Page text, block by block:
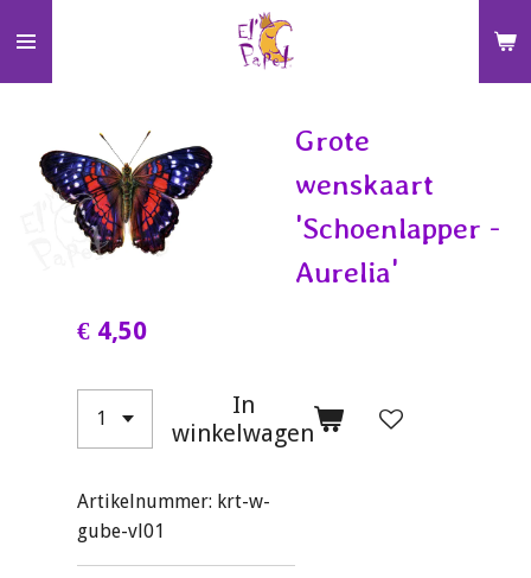
direct
naar
hoofdinhoud
Grote
wenskaart
'Schoenlapper -
Aurelia'
€ 4,50
In
winkelwagen
Artikelnummer: krt-w-
gube-vl01